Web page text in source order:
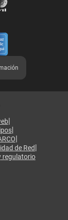
|
|
|
de Red|
regulatorio